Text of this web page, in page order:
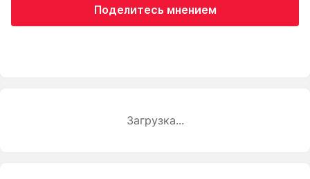
Поделитесь мнением
Загрузка...